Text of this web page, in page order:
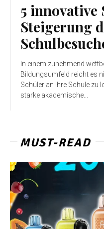
5 innovative
Steigerung
In einem zunehmend
Bildungsumfeld reicht es
Schüler an Ihre Schule zu
starke akademische...
MUST-READ